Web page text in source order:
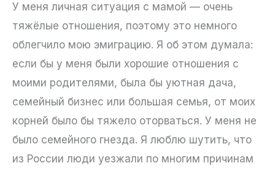
У меня личная ситуация с мамой — очень
тяжёлые отношения, поэтому это немного
облегчило мою эмиграцию. Я об этом думала:
если бы у меня были хорошие отношения с
моими родителями, была бы уютная дача,
семейный бизнес или большая семья, от моих
корней было бы тяжело оторваться. У меня не
было семейного гнезда. Я люблю шутить, что
из России люди уезжали по многим причинам